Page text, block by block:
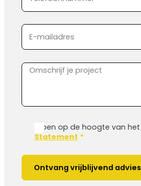
Ik ben op de hoogte van het
Statement *
Ontvang vrijblijvend advies